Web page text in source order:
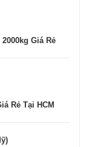
Giá Rẻ
Rẻ Tại HCM